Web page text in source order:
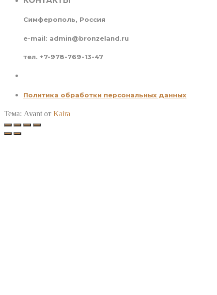
Симферополь, Россия
e-mail: admin@bronzeland.ru
тел. +7-978-769-13-47
Политика обработки персональных данных
Тема: Avant от Kaira